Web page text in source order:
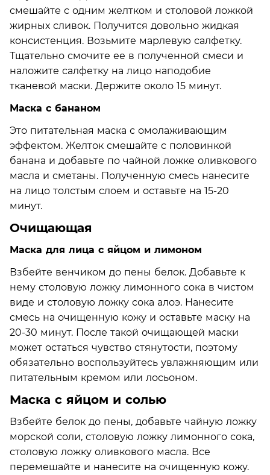
смешайте с одним желтком и столовой ложкой
жирных сливок. Получится довольно жидкая
консистенция. Возьмите марлевую салфетку.
Тщательно смочите ее в полученной смеси и
наложите салфетку на лицо наподобие
тканевой маски. Держите около 15 минут.
Маска с бананом
Это питательная маска с омолаживающим
эффектом. Желток смешайте с половинкой
банана и добавьте по чайной ложке оливкового
масла и сметаны. Полученную смесь нанесите
на лицо толстым слоем и оставьте на 15-20
минут.
Очищающая
Маска для лица с яйцом и лимоном
Взбейте венчиком до пены белок. Добавьте к
нему столовую ложку лимонного сока в чистом
виде и столовую ложку сока алоэ. Нанесите
смесь на очищенную кожу и оставьте маску на
20-30 минут. После такой очищающей маски
может остаться чувство стянутости, поэтому
обязательно воспользуйтесь увлажняющим или
питательным кремом или лосьоном.
Маска с яйцом и солью
Взбейте белок до пены, добавьте чайную ложку
морской соли, столовую ложку лимонного сока,
столовую ложку оливкового масла. Все
перемешайте и нанесите на очищенную кожу.